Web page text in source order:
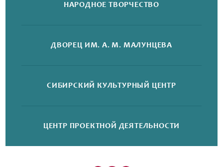
НАРОДНОЕ ТВОРЧЕСТВО
ДВОРЕЦ ИМ. А. М. МАЛУНЦЕВА
СИБИРСКИЙ КУЛЬТУРНЫЙ ЦЕНТР
ЦЕНТР ПРОЕКТНОЙ ДЕЯТЕЛЬНОСТИ